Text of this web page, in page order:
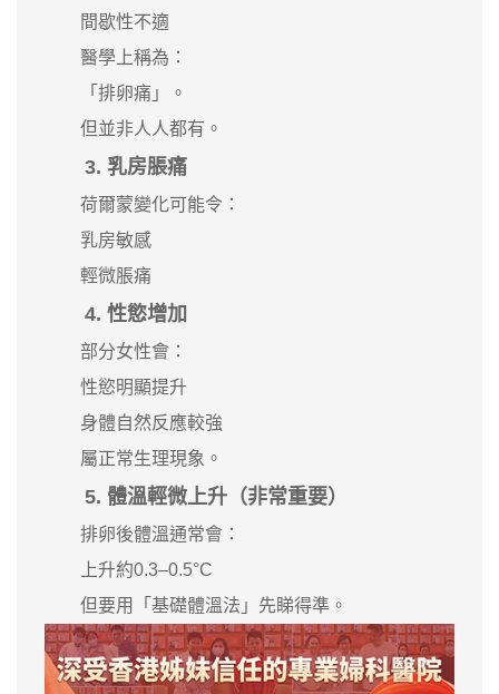
間歇性不適
醫學上稱為：
「排卵痛」。
但並非人人都有。
3. 乳房脹痛
荷爾蒙變化可能令：
乳房敏感
輕微脹痛
4. 性慾增加
部分女性會：
性慾明顯提升
身體自然反應較強
屬正常生理現象。
5. 體溫輕微上升（非常重要）
排卵後體溫通常會：
上升約0.3–0.5°C
但要用「基礎體溫法」先睇得準。